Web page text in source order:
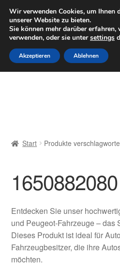
LIEFERUNG
Mo–Fr 9–16 Uhr ·
Zur
Navigation
springen
Zum
Inhalt
springen
Datenschutz-Bestimmungen
Impressum
Kasse
Kontakt
Start Produkte
1650882080
Entdecken Sie unser
und Peugeot-Fahrzeuge – das
Dieses Produkt ist ideal für
Fahrzeugbesitzer, die ihre
möchten.
Wir verwenden Cookies, um Ihnen
unserer Website zu bieten.
Sie können mehr darüber
verwenden, oder sie untersettings
Akzeptieren Ablehnen